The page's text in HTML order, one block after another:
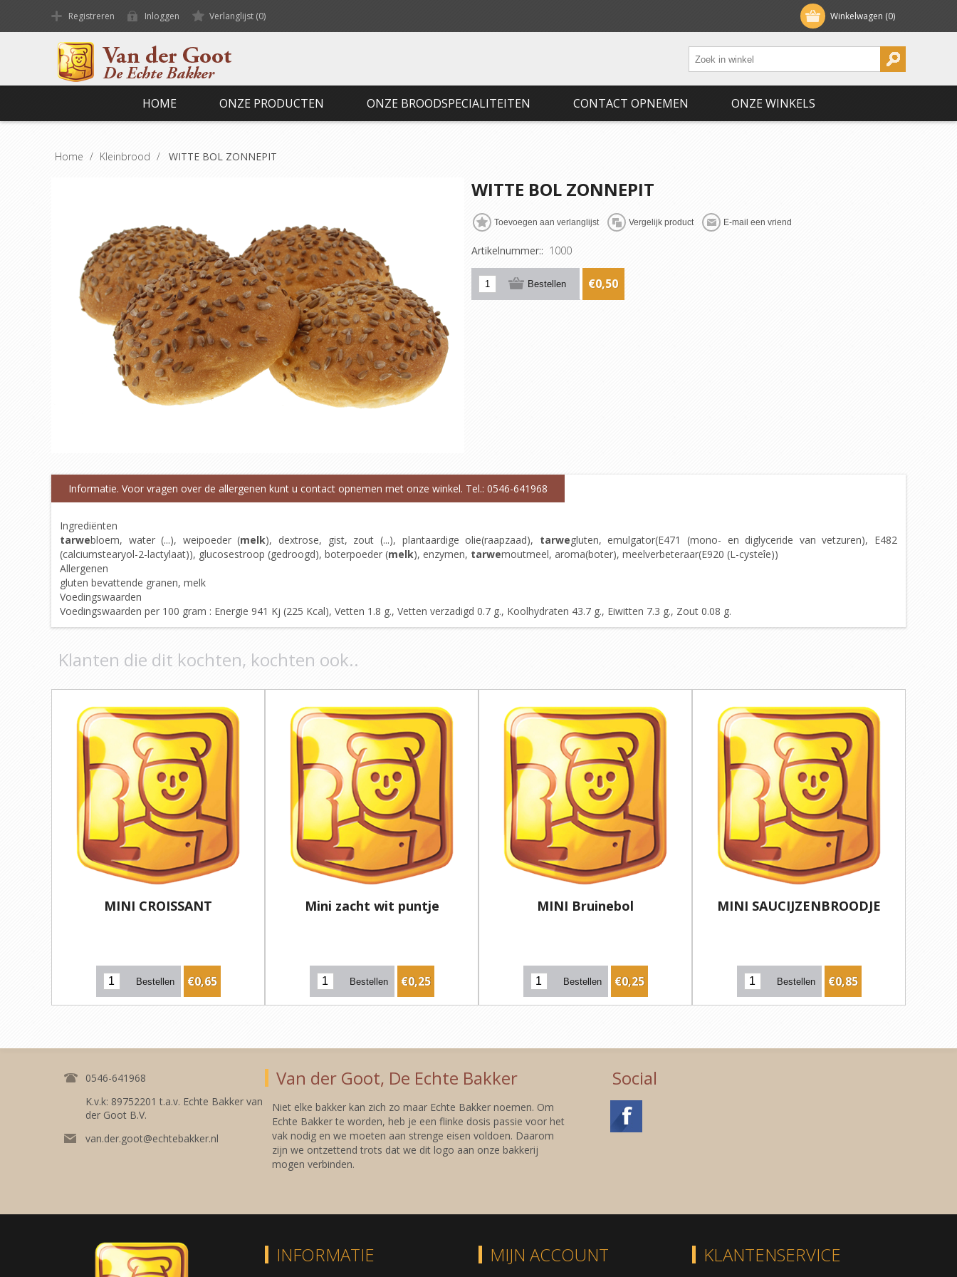
Winkelwagen (0)
Registreren Inloggen Verlanglijst (0)
HOME ONZE PRODUCTEN ONZE BROODSPECIALITEITEN CONTACT OPNEMEN ONZE WINKELS
Home / Kleinbrood / WITTE BOL ZONNEPIT
WITTE BOL ZONNEPIT
Artikelnummer:: 1000
€0,50
Informatie. Voor vragen over de allergenen kunt u contact opnemen met onze winkel. Tel.: 0546-641968
Ingrediënten
tarwebloem, water (...), weipoeder (melk), dextrose, gist, zout (...), plantaardige olie(raapzaad), tarwegluten, emulgator(E471 (mono- en diglyceride van vetzuren), E482
(calciumstearyol-2-lactylaat)), glucosestroop (gedroogd), boterpoeder (melk), enzymen, tarwemoutmeel, aroma(boter), meelverbeteraar(E920 (L-cysteîe))
Allergenen
gluten bevattende granen, melk
Voedingswaarden
Voedingswaarden per 100 gram : Energie 941 Kj (225 Kcal), Vetten 1.8 g., Vetten verzadigd 0.7 g., Koolhydraten 43.7 g., Eiwitten 7.3 g., Zout 0.08 g.
Klanten die dit kochten, kochten ook..
MINI CROISSANT
€0,65
Mini zacht wit puntje
€0,25
MINI Bruinebol
€0,25
MINI SAUCIJZENBROODJE
€0,85
0546-641968
K.v.k: 89752201 t.a.v. Echte Bakker van
der Goot B.V.
van.der.goot@echtebakker.nl
Van der Goot, De Echte Bakker
Niet elke bakker kan zich zo maar Echte Bakker noemen. Om
Echte Bakker te worden, heb je een flinke dosis passie voor het
vak nodig en we moeten aan strenge eisen voldoen. Daarom
zijn we ontzettend trots dat we dit logo aan onze bakkerij
mogen verbinden.
Social
INFORMATIE MIJN ACCOUNT KLANTENSERVICE